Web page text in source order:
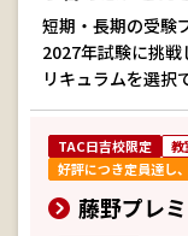
短期・長期の受験
2027年試験に挑
リキュラムを選択
TAC日吉校限定
教
好評につき定員達し
藤野プレ